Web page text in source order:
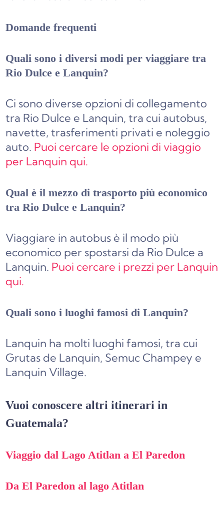
Domande frequenti
Quali sono i diversi modi per viaggiare tra
Rio Dulce e Lanquin?
Ci sono diverse opzioni di collegamento
tra Rio Dulce e Lanquin, tra cui autobus,
navette, trasferimenti privati e noleggio
auto. Puoi cercare le opzioni di viaggio
per Lanquin qui.
Qual è il mezzo di trasporto più economico
tra Rio Dulce e Lanquin?
Viaggiare in autobus è il modo più
economico per spostarsi da Rio Dulce a
Lanquin. Puoi cercare i prezzi per Lanquin
qui.
Quali sono i luoghi famosi di Lanquin?
Lanquin ha molti luoghi famosi, tra cui
Grutas de Lanquin, Semuc Champey e
Lanquin Village.
Vuoi conoscere altri itinerari in
Guatemala?
Viaggio dal Lago Atitlan a El Paredon
Da El Paredon al lago Atitlan